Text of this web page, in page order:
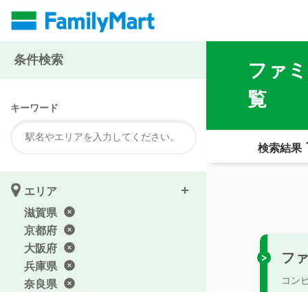
ファ
覧
検索結果
フ
コン
条件検索
キーワード
エリア
滋賀県
京都府
大阪府
兵庫県
奈良県